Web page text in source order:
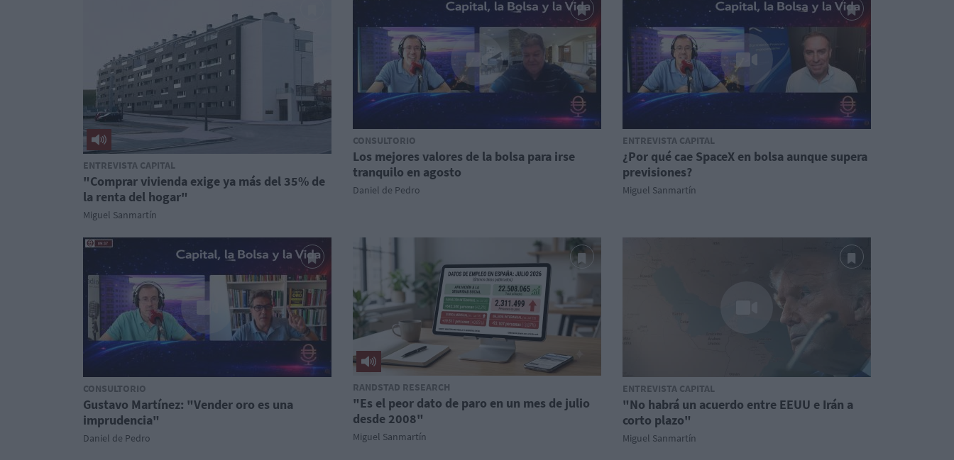
ENTREVISTA CAPITAL
"Comprar vivienda exige ya más del 35% de
la renta del hogar"
Miguel Sanmartín
CONSULTORIO
Los mejores valores de la bolsa para irse
tranquilo en agosto
Daniel de Pedro
ENTREVISTA CAPITAL
¿Por qué cae SpaceX en bolsa aunque supera
previsiones?
Miguel Sanmartín
CONSULTORIO
Gustavo Martínez: "Vender oro es una
imprudencia"
Daniel de Pedro
RANDSTAD RESEARCH
"Es el peor dato de paro en un mes de julio
desde 2008"
Miguel Sanmartín
ENTREVISTA CAPITAL
"No habrá un acuerdo entre EEUU e Irán a
corto plazo"
Miguel Sanmartín